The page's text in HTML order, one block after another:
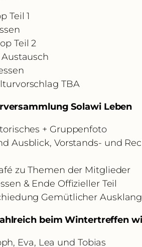
Teil 1
Teil 2
Austausch
TBA
Solawi Leben
+ Gruppenfoto
Ausblick, Vorstands- und
zu Themen der Mitglieder
& Ende Offizieller Teil
Gemütlicher Ausklang
beim Wintertreffen
Eva, Lea und Tobias